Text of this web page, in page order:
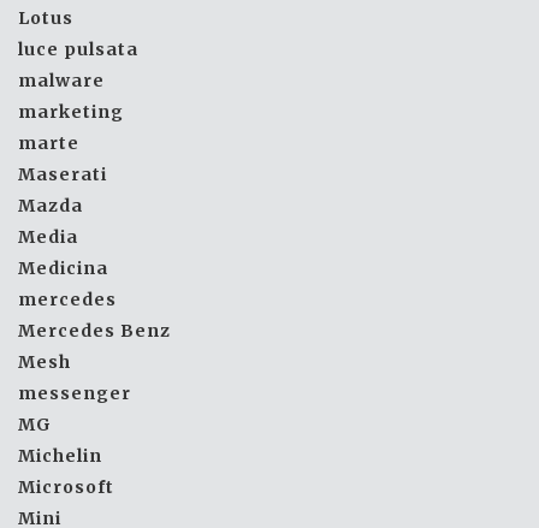
Lotus
luce pulsata
malware
marketing
marte
Maserati
Mazda
Media
Medicina
mercedes
Mercedes Benz
Mesh
messenger
MG
Michelin
Microsoft
Mini